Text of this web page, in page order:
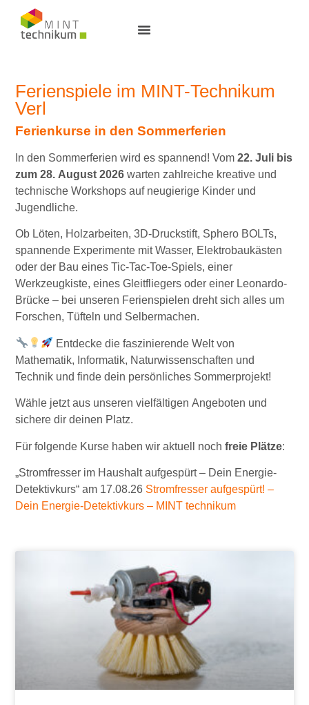
Ferienspiele im MINT-Technikum
Verl
Ferienkurse in den Sommerferien
In den Sommerferien wird es spannend! Vom22. Juli bis
zum 28. August 2026 warten zahlreiche kreative und
technische Workshops auf neugierige Kinder und
Jugendliche.
Ob Löten, Holzarbeiten, 3D-Druckstift, Sphero BOLTs,
spannende Experimente mit Wasser, Elektrobaukästen
oder der Bau eines Tic-Tac-Toe-Spiels, einer
Werkzeugkiste, eines Gleitfliegers oder einer Leonardo-
Brücke – bei unseren Ferienspielen dreht sich alles um
Forschen, Tüfteln und Selbermachen.
Entdecke die faszinierende Welt von
Mathematik, Informatik, Naturwissenschaften und
Technik und finde dein persönliches Sommerprojekt!
Wähle jetzt aus unseren vielfältigen Angeboten und
sichere dir deinen Platz.
Für folgende Kurse haben wir aktuell nochfreie Plätze:
„Stromfresser im Haushalt aufgespürt – Dein Energie-
Detektivkurs“ am 17.08.26 Stromfresser aufgespürt! –
Dein Energie-Detektivkurs – MINT technikum